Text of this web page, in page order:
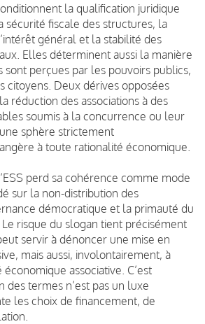
la qualification juridique
sécurité fiscale des structures, la
général et la stabilité des
Elles déterminent aussi la manière
sont perçues par les pouvoirs publics,
citoyens. Deux dérives opposées
réduction des associations à des
soumis à la concurrence ou leur
sphère strictement
à toute rationalité économique.
perd sa cohérence comme mode
sur la non-distribution des
démocratique et la primauté du
risque du slogan tient précisément
servir à dénoncer une mise en
mais aussi, involontairement, à
associative. C’est
des termes n’est pas un luxe
les choix de financement, de